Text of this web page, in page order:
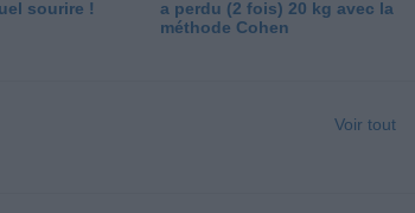
sourire !
a perdu (2 fois) 20 kg avec la
méthode Cohen
Voir tout